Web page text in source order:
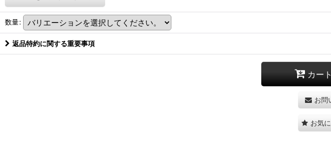
数量:
返品特約に関する重要事項
カー
お問
お気